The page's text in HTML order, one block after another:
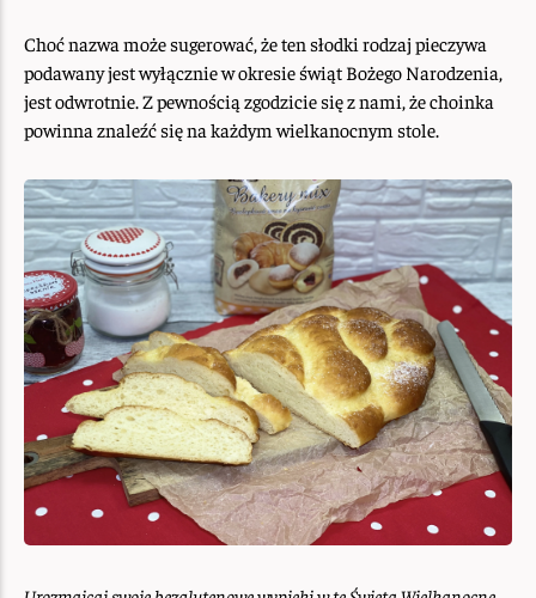
Choć nazwa może sugerować, że ten słodki rodzaj pieczywa
podawany jest wyłącznie w okresie świąt Bożego Narodzenia,
jest odwrotnie. Z pewnością zgodzicie się z nami, że choinka
powinna znaleźć się na każdym wielkanocnym stole.